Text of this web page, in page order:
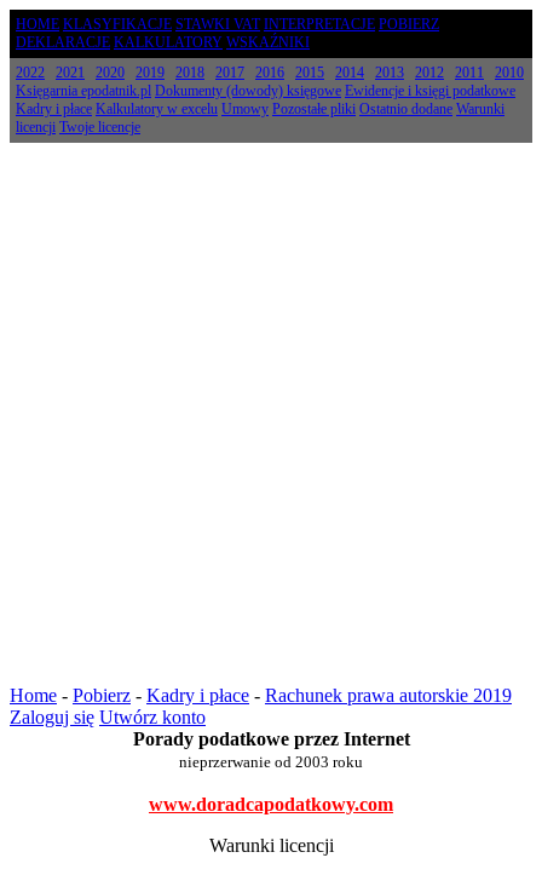
HOME KLASYFIKACJE STAWKI VAT INTERPRETACJE POBIERZ
DEKLARACJE KALKULATORY WSKAŹNIKI
2022
2021 2020 2019 2018 2017 2016 2015 2014 2013 2012 2011
2010
Księgarnia epodatnik.pl Dokumenty (dowody) księgowe Ewidencje i księgi podatkowe
Kadry i płace Kalkulatory w excelu Umowy Pozostałe pliki Ostatnio dodane Warunki
licencji Twoje licencje
Home - Pobierz - Kadry i płace - Rachunek prawa autorskie 2019
Zaloguj się Utwórz konto
Porady podatkowe przez Internet
nieprzerwanie od 2003 roku
www.doradcapodatkowy.com
Warunki licencji